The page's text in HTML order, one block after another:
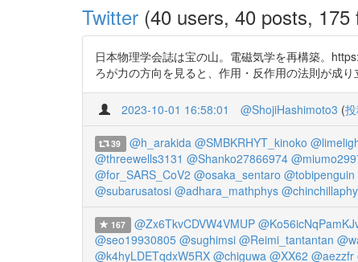
Twitter (40 users, 40 posts, 175
日本物理学会誌は宝の山。電磁気学を再構築。
ろが力の方向を見ると、作用・反作用の法則が成
2023-10-01 16:58:01 @ShojiHashimoto3 (
39 @h_arakida @SMBKRHYT_kinoko
@threewells3131 @Shanko27866974
@for_SARS_CoV2 @osaka_sentaro @tobipenguin
@subarusatosi @adhara_mathphys
167 @Zx6TkvCDVW4VMUP
@seo19930805 @sughimsi @Reimi_tantantan
@k4hyLDETqdxW5RX @chiguwa @XX62 @aezzfr